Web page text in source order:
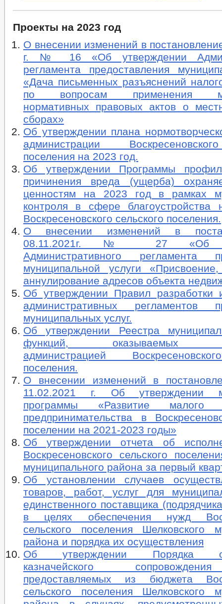
Проекты на 2023 год
О внесении изменений в
г. № 16 «Об утверждении
регламента предоставления
«Дача письменных разъяснений
по вопросам применения
нормативных правовых актов о
сборах»
Об утверждении плана
администрации
поселения на 2023 год.
Об утверждении Программы
причинения вреда (ущерба)
ценностям на 2023 год в рамках
контроля в сфере благоустройства
Воскресеновского сельского поселения.
О внесении изменений в
08.11.2021г. № 27 «Об
Административного регламента
муниципальной услуги
аннулирование адресов объекта
Об утверждении Правил разработки
административных регламентов
муниципальных услуг.
Об утверждении Реестра
функций, оказываемых
администрацией
поселения.
О внесении изменений в
11.02.2021 г. Об утверждении
программы «Развитие малого
предпринимательства в
поселении на 2021-2023 годы»
Об утверждении отчета об
Воскресеновского сельского
муниципального района за первый
Об установлении случаев
товаров, работ, услуг для
единственного поставщика
в целях обеспечения нужд
сельского поселения Шелковского
района и порядка их осуществления
Об утверждении Порядка
казначейского
предоставляемых из бюджета
сельского поселения Шелковского